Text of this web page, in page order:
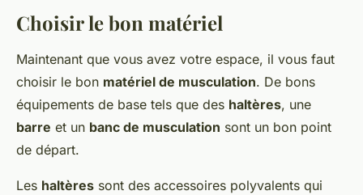
Choisir le bon matériel
Maintenant que vous avez votre espace, il vous faut
choisir le bon matériel de musculation. De bons
équipements de base tels que des haltères, une
barre et un banc de musculation sont un bon point
de départ.
Les haltères sont des accessoires polyvalents qui